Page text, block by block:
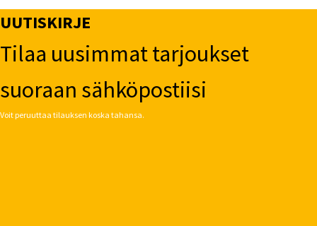
UUTISKIRJE
Tilaa uusimmat tarjoukset
suoraan sähköpostiisi
Voit peruuttaa tilauksen koska tahansa.